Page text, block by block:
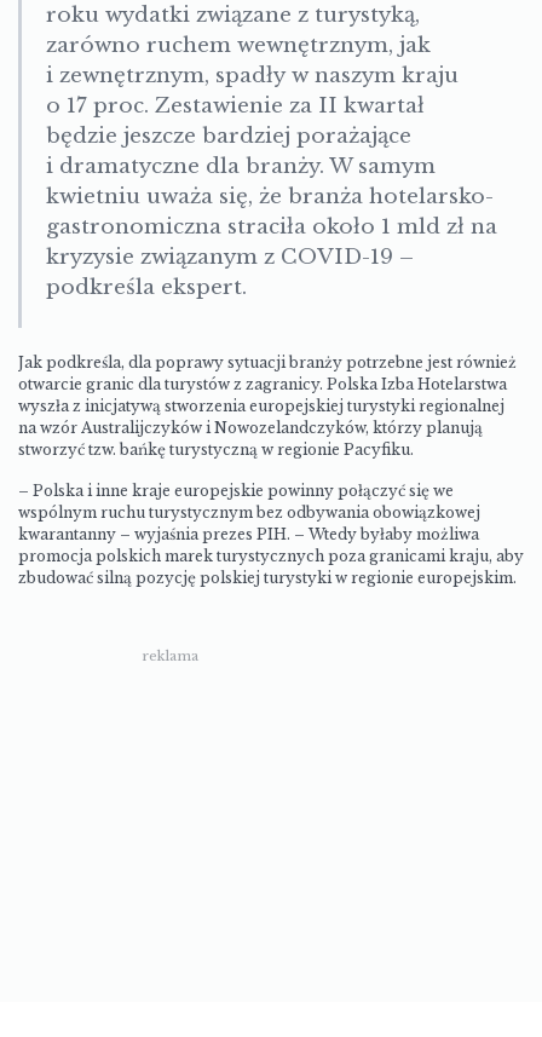
roku wydatki związane z turystyką,
zarówno ruchem wewnętrznym, jak
i zewnętrznym, spadły w naszym kraju
o 17 proc. Zestawienie za II kwartał
będzie jeszcze bardziej porażające
i dramatyczne dla branży. W samym
kwietniu uważa się, że branża hotelarsko-
gastronomiczna straciła około 1 mld zł na
kryzysie związanym z COVID-19 –
podkreśla ekspert.
Jak podkreśla, dla poprawy sytuacji branży potrzebne jest również
otwarcie granic dla turystów z zagranicy. Polska Izba Hotelarstwa
wyszła z inicjatywą stworzenia europejskiej turystyki regionalnej
na wzór Australijczyków i Nowozelandczyków, którzy planują
stworzyć tzw. bańkę turystyczną w regionie Pacyfiku.
– Polska i inne kraje europejskie powinny połączyć się we
wspólnym ruchu turystycznym bez odbywania obowiązkowej
kwarantanny – wyjaśnia prezes PIH. – Wtedy byłaby możliwa
promocja polskich marek turystycznych poza granicami kraju, aby
zbudować silną pozycję polskiej turystyki w regionie europejskim.
reklama